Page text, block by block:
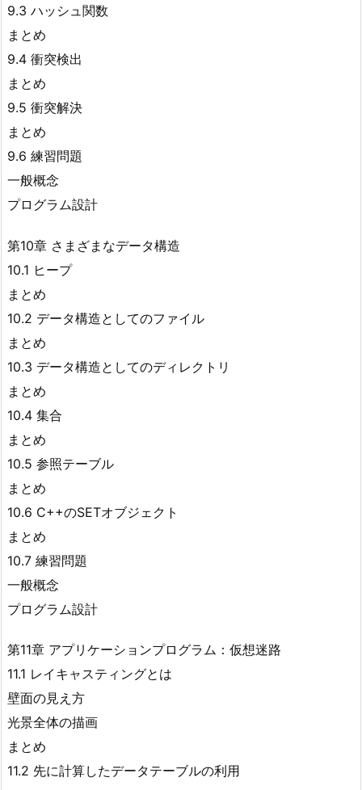
9.3 ハッシュ関数
まとめ
9.4 衝突検出
まとめ
9.5 衝突解決
まとめ
9.6 練習問題
一般概念
プログラム設計
第10章 さまざまなデータ構造
10.1 ヒープ
まとめ
10.2 データ構造としてのファイル
まとめ
10.3 データ構造としてのディレクトリ
まとめ
10.4 集合
まとめ
10.5 参照テーブル
まとめ
10.6 C++のSETオブジェクト
まとめ
10.7 練習問題
一般概念
プログラム設計
第11章 アプリケーションプログラム：仮想迷路
11.1 レイキャスティングとは
壁面の見え方
光景全体の描画
まとめ
11.2 先に計算したデータテーブルの利用